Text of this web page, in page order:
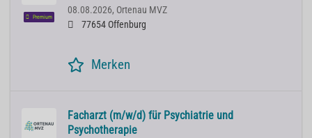
Premium
08.08.2026, Ortenau MVZ
77654 Offenburg
Merken
Facharzt (m/w/d) für Psychiatrie und
Psychotherapie